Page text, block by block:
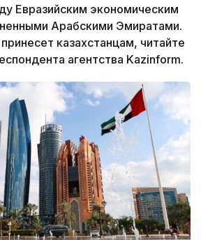
Евразийским экономическим
Арабскими Эмиратами.
казахстанцам, читайте
агентства Kazinform.